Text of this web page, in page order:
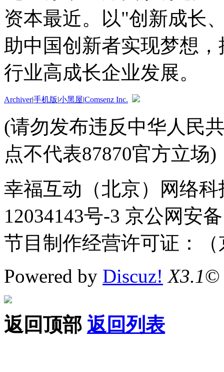
资本最近。以"创新成长
助中国创新者实现梦想
行业高成长企业发展。
Archiver|手机版|小黑屋|Comsenz Inc.
(请勿发布违反中华人民
点不代表87870官方立场)
幸福互动（北京）网络
12034143号-3 京公网安
节目制作经营许可证：（
Powered by Discuz! X3.1©
返回顶部 返回列表